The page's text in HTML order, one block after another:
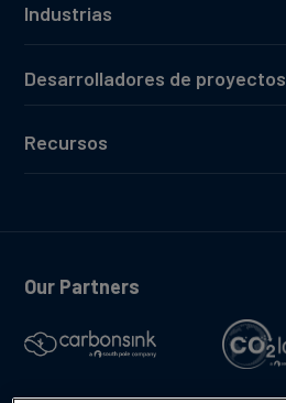
Industrias
Desarrolladores de proyectos
Recursos
Our Partners